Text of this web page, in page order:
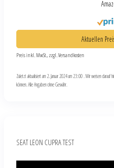
Aktuellen
Preis inkl. MwSt., zzgl. Versandkosten
Zuletzt aktualisiert am 2. Januar 2024 um 23:00 . Wir weisen darauf
können. Alle Angaben ohne Gewähr.
SEAT LEON CUPRA TEST